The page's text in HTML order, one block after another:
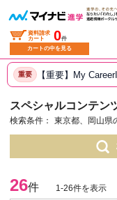
資料請求
カート
0件
カートの中を見る
重要 【重要】My
スペシャルコンテン
検索条件： 東京都、岡山県
26件 1-26件を表示